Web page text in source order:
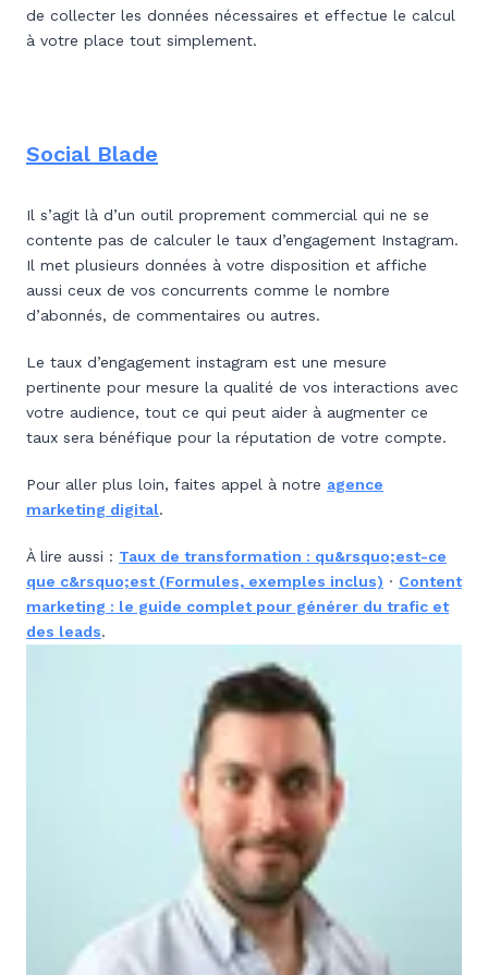
de collecter les données nécessaires et effectue le calcul
à votre place tout simplement.
Social Blade
Il s’agit là d’un outil proprement commercial qui ne se
contente pas de calculer le taux d’engagement Instagram.
Il met plusieurs données à votre disposition et affiche
aussi ceux de vos concurrents comme le nombre
d’abonnés, de commentaires ou autres.
Le taux d’engagement instagram est une mesure
pertinente pour mesure la qualité de vos interactions avec
votre audience, tout ce qui peut aider à augmenter ce
taux sera bénéfique pour la réputation de votre compte.
Pour aller plus loin, faites appel à notre agence
marketing digital.
À lire aussi : Taux de transformation : qu&rsquo;est-ce
que c&rsquo;est (Formules, exemples inclus) · Content
marketing : le guide complet pour générer du trafic et
des leads.